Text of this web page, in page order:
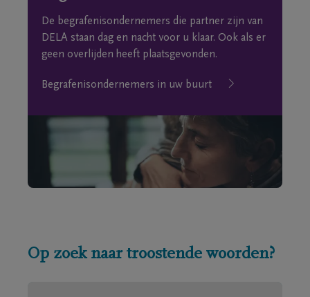
De begrafenisondernemers die partner zijn van
DELA staan dag en nacht voor u klaar. Ook als er
geen overlijden heeft plaatsgevonden.
Begrafenisondernemers in uw buurt
Op zoek naar troostende woorden?